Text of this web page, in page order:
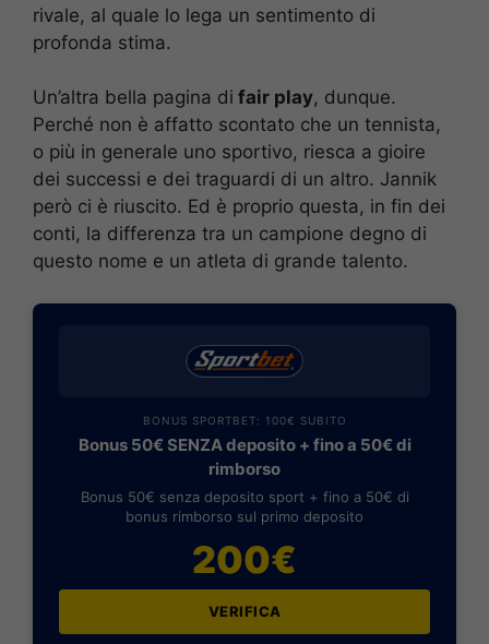
rivale, al quale lo lega un sentimento di
profonda stima.
Un’altra bella pagina di fair play, dunque.
Perché non è affatto scontato che un tennista,
o più in generale uno sportivo, riesca a gioire
dei successi e dei traguardi di un altro. Jannik
però ci è riuscito. Ed è proprio questa, in fin dei
conti, la differenza tra un campione degno di
questo nome e un atleta di grande talento.
BONUS SPORTBET: 100€ SUBITO
Bonus 50€ SENZA deposito + fino a 50€ di
rimborso
Bonus 50€ senza deposito sport + fino a 50€ di
bonus rimborso sul primo deposito
200€
VERIFICA